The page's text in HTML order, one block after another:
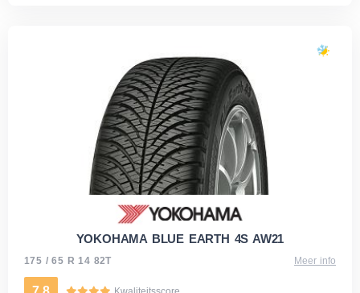
YOKOHAMA BLUE EARTH 4S AW21
175 / 65 R 14 82T Meer info